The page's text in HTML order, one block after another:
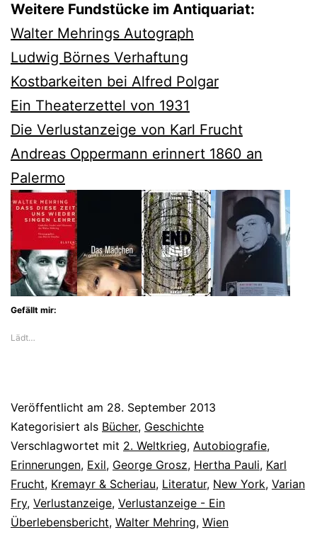
Weitere Fundstücke im Antiquariat:
Walter Mehrings Autograph
Ludwig Börnes Verhaftung
Kostbarkeiten bei Alfred Polgar
Ein Theaterzettel von 1931
Die Verlustanzeige von Karl Frucht
Andreas Oppermann erinnert 1860 an
Palermo
Gefällt mir:
Lädt…
Veröffentlicht am 28. September 2013
Kategorisiert als Bücher, Geschichte
Verschlagwortet mit 2. Weltkrieg, Autobiografie,
Erinnerungen, Exil, George Grosz, Hertha Pauli, Karl
Frucht, Kremayr & Scheriau, Literatur, New York, Varian
Fry, Verlustanzeige, Verlustanzeige - Ein
Überlebensbericht, Walter Mehring, Wien